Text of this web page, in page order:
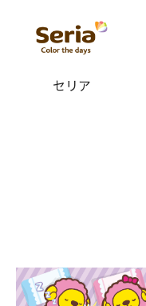
セリア